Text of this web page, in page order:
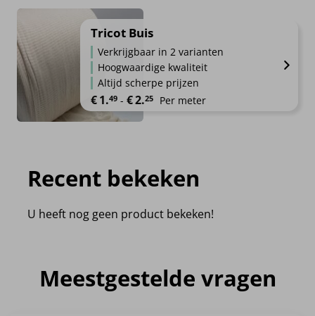
Tricot Buis
Verkrijgbaar in 2 varianten
Hoogwaardige kwaliteit
Altijd scherpe prijzen
€1.49 - €2.25 Prijsklasse: €1.49 tot €2.25
Per meter
Recent bekeken
U heeft nog geen product bekeken!
Meestgestelde vragen